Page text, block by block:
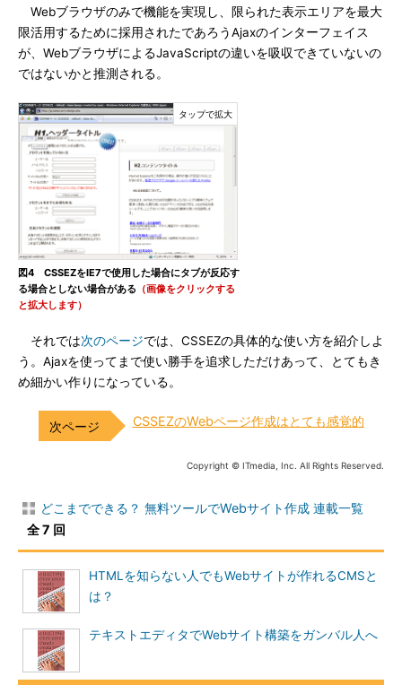
Webブラウザのみで機能を実現し、限られた表示エリアを最大
限活用するために採用されたであろうAjaxのインターフェイス
が、WebブラウザによるJavaScriptの違いを吸収できていないの
ではないかと推測される。
図4 CSSEZをIE7で使用した場合にタブが反応す
る場合としない場合がある （画像をクリックする
と拡大します）
それでは次のページでは、CSSEZの具体的な使い方を紹介しよ
う。Ajaxを使ってまで使い勝手を追求しただけあって、とてもき
め細かい作りになっている。
CSSEZのWebページ作成はとても感覚的
Copyright © ITmedia, Inc. All Rights Reserved.
どこまでできる？ 無料ツールでWebサイト作成 連載一覧
全 7 回
HTMLを知らない人でもWebサイトが作れるCMSと
は？
テキストエディタでWebサイト構築をガンバル人へ